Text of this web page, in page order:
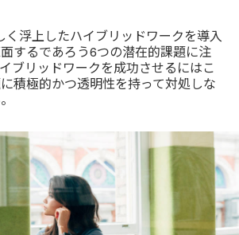
く浮上したハイブリッドワークを導入
するであろう6つの潜在的課題に注
ブリッドワークを成功させるにはこ
積極的かつ透明性を持って対処しな